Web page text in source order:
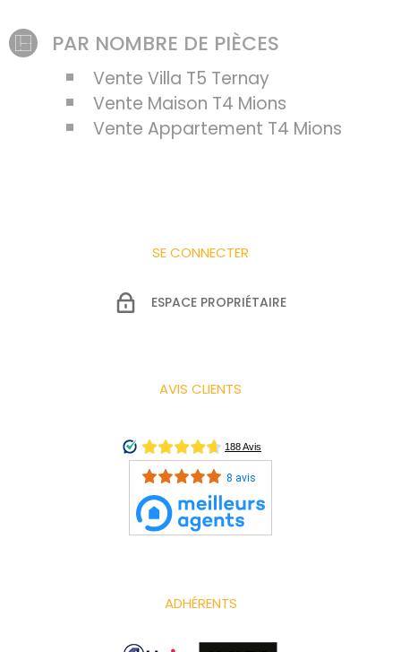
PAR NOMBRE DE PIÈCES
Vente Villa T5 Ternay
Vente Maison T4 Mions
Vente Appartement T4 Mions
SE CONNECTER
ESPACE PROPRIÉTAIRE
AVIS CLIENTS
8 avis
ADHÉRENTS